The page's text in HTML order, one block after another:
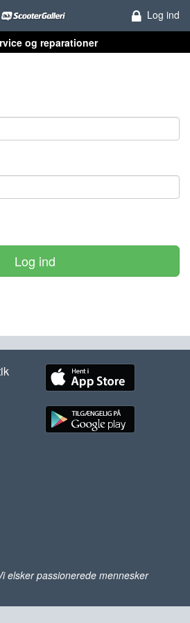
Log ind
og reparationer
Log ind
elsker passionerede mennesker